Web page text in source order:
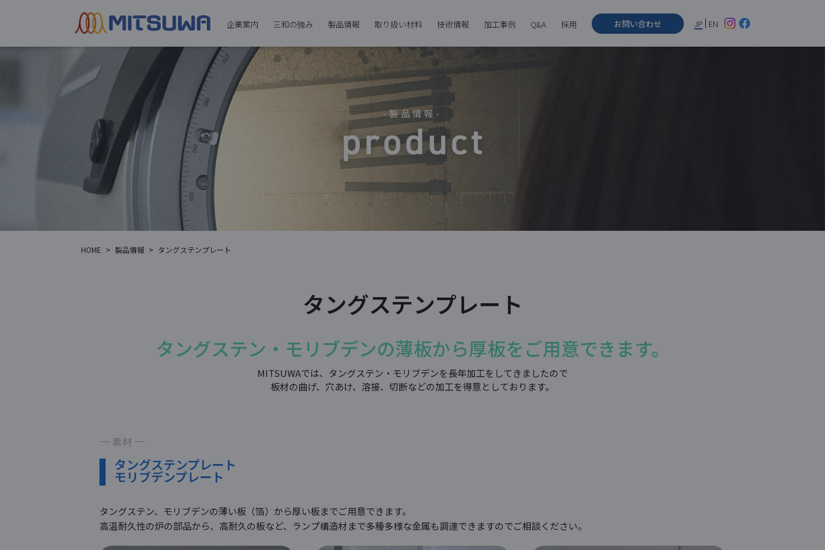
企業案内 三和の強み 製品情報 取り扱い材料 技術情報 加工事例 Q&A 採用 お問い合わせ JP EN
-製品情報-
HOME > 製品情報 > タングステンプレート
タングステンプレート
タングステン・モリブデンの薄板から厚板をご用意できます。
MITSUWAでは、タングステン・モリブデンを長年加工をしてきましたので
板材の曲げ、穴あけ、溶接、切断などの加工を得意としております。
素材
タングステンプレート
モリブデンプレート
タングステン、モリブデンの薄い板（箔）から厚い板までご用意できます。
高温耐久性の炉の部品から、高耐久の板など、ランプ構造材まで多種多様な金属も調達できますのでご相談ください。